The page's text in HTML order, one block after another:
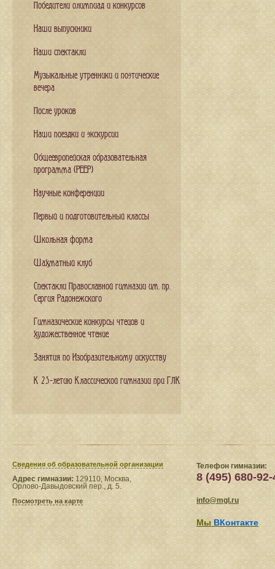
Победители олимпиад и конкурсов
Наши выпускники
Наши спектакли
Музыкальные утренники и поэтические
вечера
После уроков
Наши поездки и экскурсии
Общеевропейская образовательная
программа (PEEP)
Научные конференции
Первый и подготовительный классы
Школьная форма
Шахматный клуб
Спектакли Православной гимназии им. пр.
Сергия Радонежского
Гимназические конкурсы чтецов и
художественное чтение
Занятия по Изобразительному искусству
К 25-летию Классической гимназии при ГЛК
Сведения​ об образовательной организации
Адрес гимназии: 129110, Москва,
Орлово-Давыдовский пер., д. 5.
Посмотреть на карте
Телефон гимназии:
8 (495) 680-92-
info@mgl.ru
Мы ВКонтакте